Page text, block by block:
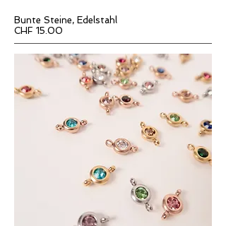
Bunte Steine, Edelstahl
CHF 15.00